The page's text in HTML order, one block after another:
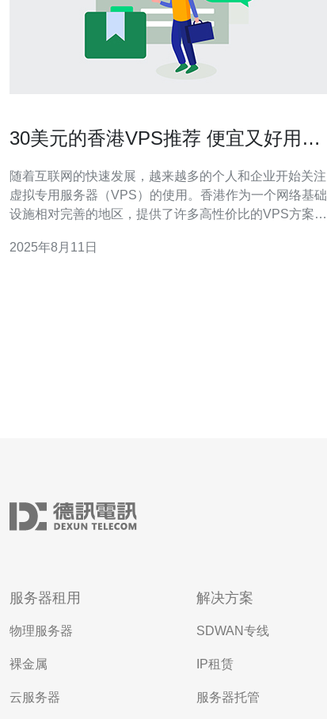
30美元的香港VPS推荐 便宜又好用的
随着互联网的快速发展，越来越多的个人和企业开始关注
虚拟专用服务器（VPS）的使用。香港作为一个网络基础
设施相对完善的地区，提供了许多高性价比的VPS方案。
您找到既便宜又好用的方案。 在选择VPS时，我们需要考
2025年8月11日
服务器租用
物理服务器
裸金属
云服务器
解决方案
SDWAN专线
IP租赁
服务器托管